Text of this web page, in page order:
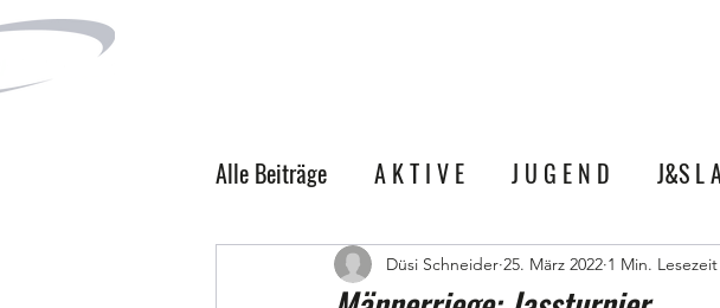
Alle Beiträge A K T I V E J U G E N D J&S L
M Ä N N E R Düsi Schneider 25. März 2022 1 Min. Lesezeit